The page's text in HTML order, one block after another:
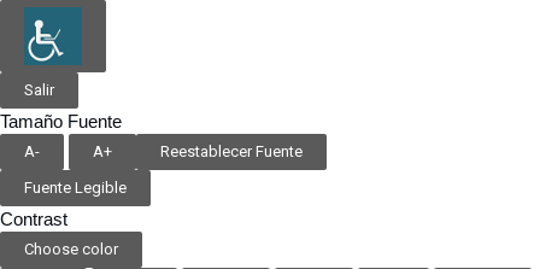
Salir
Tamaño Fuente
A- A+
Reestablecer Fuente
Fuente Legible
Contrast
Choose color